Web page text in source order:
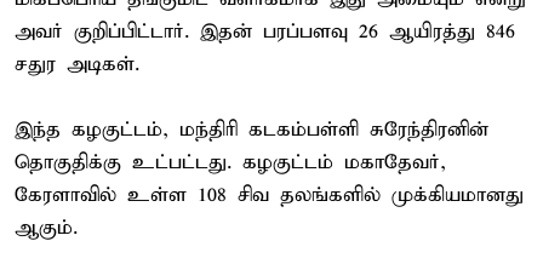
அவர் குறிப்பிட்டார். இதன் பரப்பளவு 26 ஆயிரத்து 846
சதுர அடிகள்.
இந்த கழகுட்டம், மந்திரி கடகம்பள்ளி சுரேந்திரனின்
தொகுதிக்கு உட்பட்டது. கழகுட்டம் மகாதேவர்,
கேரளாவில் உள்ள 108 சிவ தலங்களில் முக்கியமானது
ஆகும்.